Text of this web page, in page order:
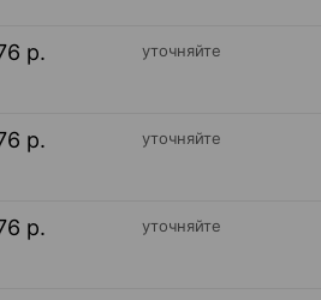
р. уточняйте
р. уточняйте
р. уточняйте